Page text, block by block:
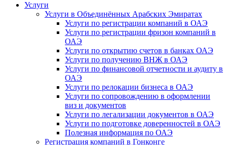
Услуги
Услуги в Объединённых Арабских Эмиратах
Услуги по регистрации компаний в ОАЭ
Услуги по регистрации фризон компаний в
ОАЭ
Услуги по открытию счетов в банках ОАЭ
Услуги по получению ВНЖ в ОАЭ
Услуги по финансовой отчетности и аудиту в
ОАЭ
Услуги по релокации бизнеса в ОАЭ
Услуги по сопровождению в оформлении
виз и документов
Услуги по легализации документов в ОАЭ
Услуги по подготовке доверенностей в ОАЭ
Полезная информация по ОАЭ
Регистрация компаний в Гонконге